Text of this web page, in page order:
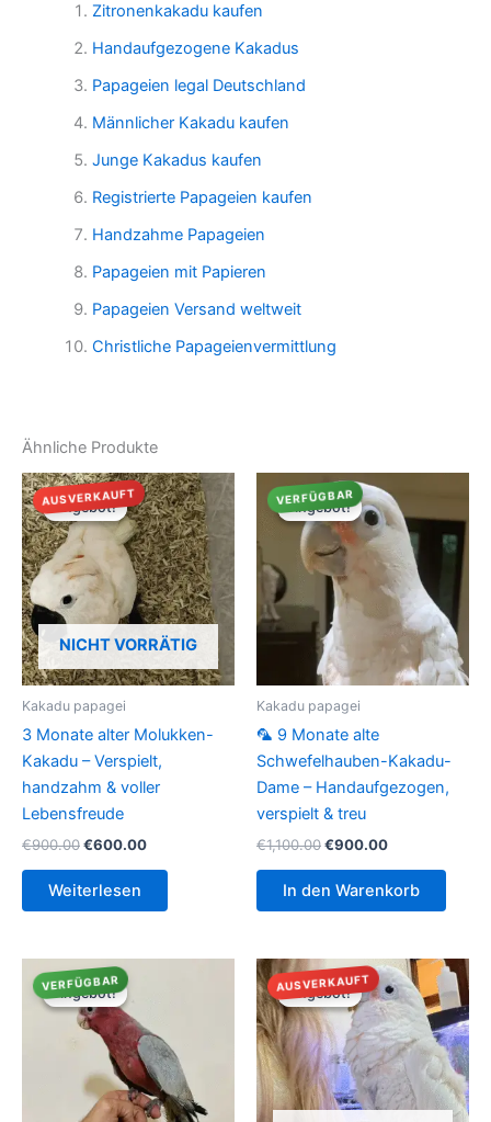
Zitronenkakadu kaufen
Handaufgezogene Kakadus
Papageien legal Deutschland
Männlicher Kakadu kaufen
Junge Kakadus kaufen
Registrierte Papageien kaufen
Handzahme Papageien
Papageien mit Papieren
Papageien Versand weltweit
Christliche Papageienvermittlung
Ähnliche Produkte
Angebot!
AUSVERKAUFT
NICHT VORRÄTIG
Angebot!
Kakadu papagei
3 Monate alter Molukken-
Kakadu – Verspielt,
handzahm & voller
Lebensfreude
€900.00Ursprünglicher
war:
€900.00
€600.00Aktueller
Weiterlesen
Angebot!
VERFÜGBAR
Angebot!
Kakadu papagei
🦜 9 Monate alte
Schwefelhauben-Kakadu-
Dame – Handaufgezogen,
verspielt & treu
€1,100.00Ursprünglicher
war:
€1,100.00
€900.00Aktueller
ist:
€900.00.
In den Warenkorb
Angebot!
VERFÜGBAR
Angebot! Angebot!
AUSVERKAUFT
Angebot!